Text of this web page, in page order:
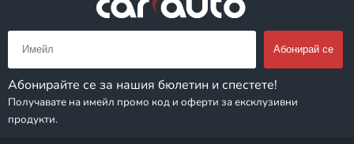
Абонирайте се за нашия бюлетин и спестете!
Получавате на имейл промо код и оферти за ексклузивни
продукти.